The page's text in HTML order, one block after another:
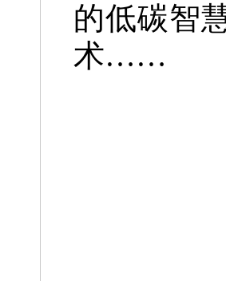
的低碳智
术……